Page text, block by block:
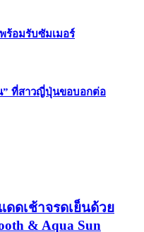
ร้อมรับซัมเมอร์
” ที่สาวญี่ปุ่นขอบอกต่อ
ดดเช้าจรดเย็นด้วย
& Aqua Sun